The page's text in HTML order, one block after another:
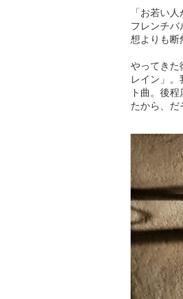
「お若い
フレンチバ
想よりも断
やってきた
レイン」
ト曲。後
たから、だ